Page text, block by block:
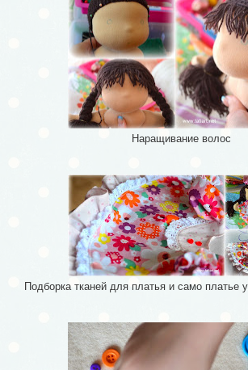
Наращивание волос
Подборка тканей для платья и само платье